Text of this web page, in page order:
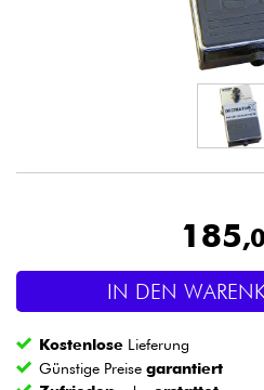
Licht
Blasinstrumente
185
IN DEN
Kostenlose Lieferung
Günstige Preisegarantiert